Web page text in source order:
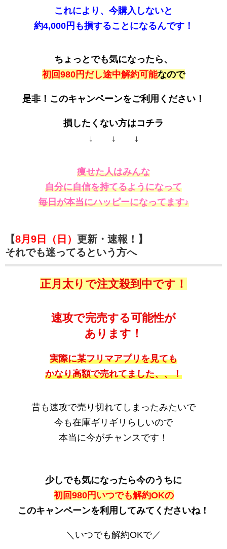
これにより、今購入しないと
約4,000円も損することになるんです！
ちょっとでも気になったら、
初回980円だし途中解約可能なので
是非！このキャンペーンをご利用ください！
損したくない方はコチラ
↓ ↓ ↓
痩せた人はみんな
自分に自信を持てるようになって
毎日が本当にハッピーになってます♪
【8月9日（日） 更新・速報！】
それでも迷ってるという方へ
正月太りで注文殺到中です！
速攻で完売する可能性が
あります！
実際に某フリマアプリを見ても
かなり高額で売れてました、、！
昔も速攻で売り切れてしまったみたいで
今も在庫ギリギリらしいので
本当に今がチャンスです！
少しでも気になったら今のうちに
初回980円いつでも解約OKの
このキャンペーンを利用してみてくださいね！
＼いつでも解約OKで／